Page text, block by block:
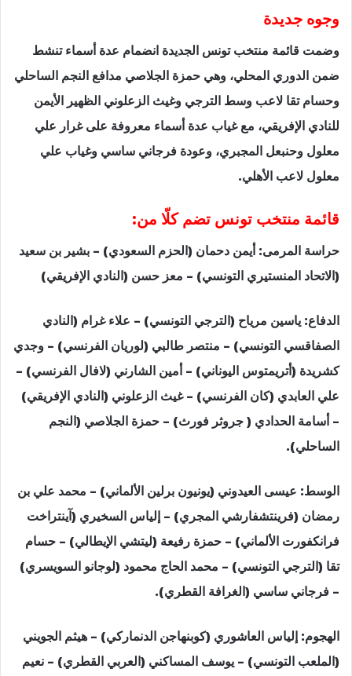
وجوه جديدة
وضمت قائمة منتخب تونس الجديدة انضمام عدة أسماء تنشط
ضمن الدوري المحلي، وهي حمزة الجلاصي مدافع النجم الساحلي
وحسام تقا لاعب وسط الترجي وغيث الزعلوني الظهير الأيمن
للنادي الإفريقي، مع غياب عدة أسماء معروفة على غرار علي
معلول وحنبعل المجبري، وعودة فرجاني ساسي وغياب علي
معلول لاعب الأهلي.
قائمة منتخب تونس تضم كلّا من:
حراسة المرمى: أيمن دحمان (الحزم السعودي) – بشير بن سعيد
(الاتحاد المنستيري التونسي) – معز حسن (النادي الإفريقي)
الدفاع: ياسين مرياح (الترجي التونسي) – علاء غرام (النادي
الصفاقسي التونسي) – منتصر طالبي (لوريان الفرنسي) – وجدي
كشريدة (أتريمتوس اليوناني) – أمين الشارني (لافال الفرنسي) –
علي العابدي (كان الفرنسي) – غيث الزعلوني (النادي الإفريقي)
– أسامة الحدادي ( جروثر فورث) – حمزة الجلاصي (النجم
الساحلي).
الوسط: عيسى العيدوني (يونيون برلين الألماني) – محمد علي بن
رمضان (فرينتشفارشي المجري) – إلياس السخيري (آينتراخت
فرانكفورت الألماني) – حمزة رفيعة (ليتشي الإيطالي) – حسام
تقا (الترجي التونسي) – محمد الحاج محمود (لوجانو السويسري)
– فرجاني ساسي (الغرافة القطري).
الهجوم: إلياس العاشوري (كوبنهاجن الدنماركي) – هيثم الجويني
(الملعب التونسي) – يوسف المساكني (العربي القطري) – نعيم